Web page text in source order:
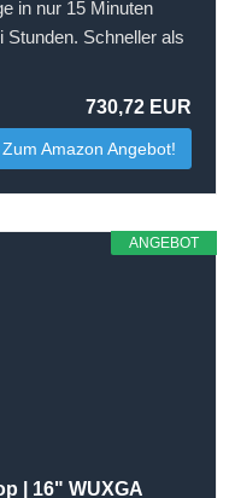
in nur 15 Minuten
Stunden. Schneller als
730,72 EUR
Zum Amazon Angebot!
ANGEBOT
| 16" WUXGA